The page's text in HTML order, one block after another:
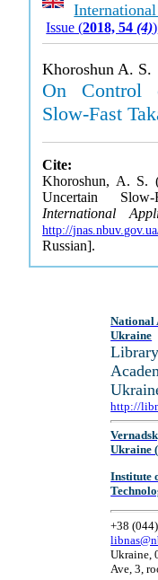
Issue (2018, 54(4))
Khoroshun A. S.
On Control
Slow-Fast
Cite:
Khoroshun, A. S.
Uncertain Slow-
International
http://
Russian].
National
Ukraine
http://
Ukraine
Institute
+38
Ukraine,
Ave, 3,